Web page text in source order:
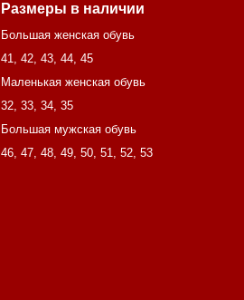
Размеры в наличии
Большая женская обувь
41, 42, 43, 44, 45
Маленькая женская обувь
32, 33, 34, 35
Большая мужская обувь
46, 47, 48, 49, 50, 51, 52, 53